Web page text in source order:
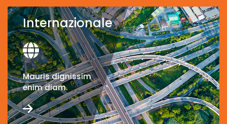
Internazionale
Mauris dignissim
enim diam.